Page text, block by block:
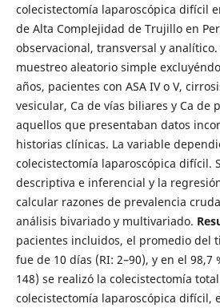
colecistectomía laparoscópica difícil
de Alta Complejidad de Trujillo en
observacional, transversal y
muestreo aleatorio simple
años, pacientes con ASA IV o V,
vesicular, Ca de vías biliares y Ca de
aquellos que presentaban datos
historias clínicas. La variable
colecistectomía laparoscópica difícil.
descriptiva e inferencial y la
calcular razones de prevalencia
análisis bivariado y multivariado.
pacientes incluidos, el promedio del
fue de 10 días (RI: 2–90), y en el 98,7
148) se realizó la colecistectomía
colecistectomía laparoscópica difícil,